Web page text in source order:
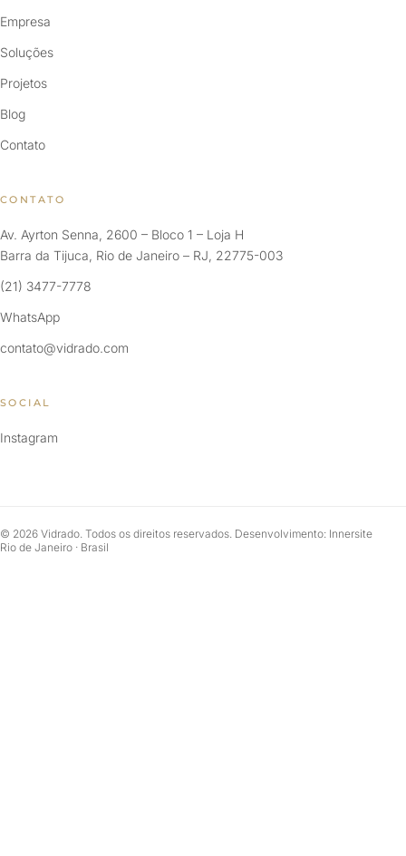
Empresa
Soluções
Projetos
Blog
Contato
CONTATO
Av. Ayrton Senna, 2600 – Bloco 1 – Loja H
Barra da Tijuca, Rio de Janeiro – RJ, 22775-003
(21) 3477-7778
WhatsApp
contato@vidrado.com
SOCIAL
Instagram
© 2026 Vidrado. Todos os direitos reservados. Desenvolvimento: Innersite
Rio de Janeiro · Brasil